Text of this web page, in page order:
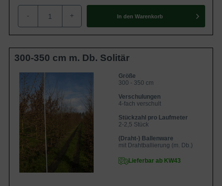
- + In den Warenkorb
300-350 cm m. Db. Solitär
Größe
300 - 350 cm
Verschulungen
4-fach verschult
Stückzahl pro Laufmeter
2-2,5 Stück
(Draht-) Ballenware
mit Drahtballierung (m. Db.)
Lieferbar ab KW43